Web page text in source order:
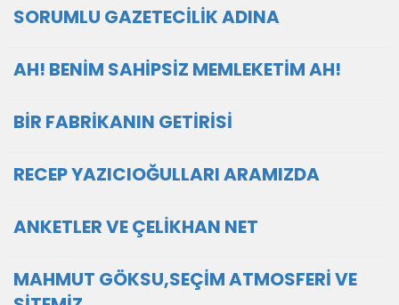
SORUMLU GAZETECİLİK ADINA
AH! BENİM SAHİPSİZ MEMLEKETİM AH!
BİR FABRİKANIN GETİRİSİ
RECEP YAZICIOĞULLARI ARAMIZDA
ANKETLER VE ÇELİKHAN NET
MAHMUT GÖKSU,SEÇİM ATMOSFERİ VE